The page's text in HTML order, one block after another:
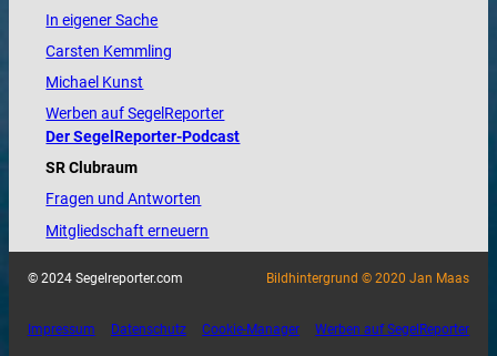
In eigener Sache
Carsten Kemmling
Michael Kunst
Werben auf SegelReporter
Der SegelReporter-Podcast
SR Clubraum
Fragen und Antworten
Mitgliedschaft erneuern
© 2024 Segelreporter.com Bildhintergrund © 2020 Jan Maas
Impressum Datenschutz Cookie-Manager Werben auf SegelReporter